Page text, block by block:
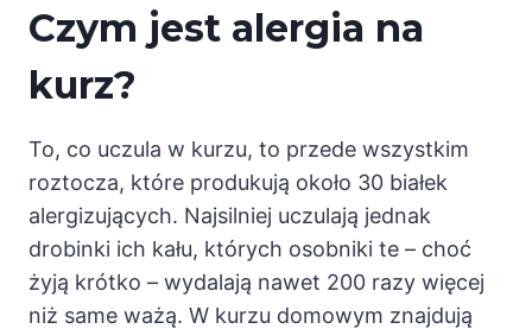
Czym jest alergia na
kurz?
To, co uczula w kurzu, to przede wszystkim
roztocza, które produkują około 30 białek
alergizujących. Najsilniej uczulają jednak
drobinki ich kału, których osobniki te – choć
żyją krótko – wydalają nawet 200 razy więcej
niż same ważą. W kurzu domowym znajdują